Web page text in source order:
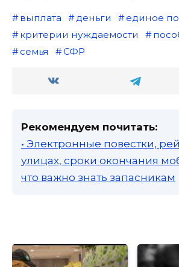
выплата деньги
единое
критерии нуждаемости
семья
СФР
Рекомендуем почитать:
• Электронные повестки,
улицах, сроки окончания
что важно знать запасникам